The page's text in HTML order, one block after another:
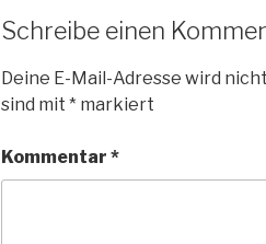
Schreibe einen
Deine E-Mail-Adresse wird
sind mit * markiert
Kommentar *